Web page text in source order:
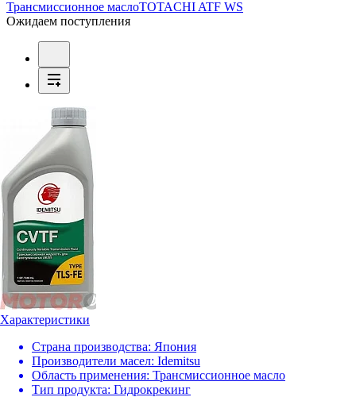
Трансмиссионное маслоTOTACHI ATF WS
Ожидаем поступления
Характеристики
Страна производства: Япония
Производители масел: Idemitsu
Область применения: Трансмиссионное масло
Тип продукта: Гидрокрекинг